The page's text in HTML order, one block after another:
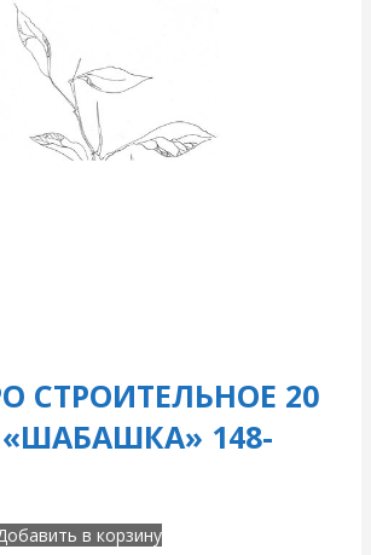
СТРОИТЕЛЬНОЕ 20
148-
в корзину